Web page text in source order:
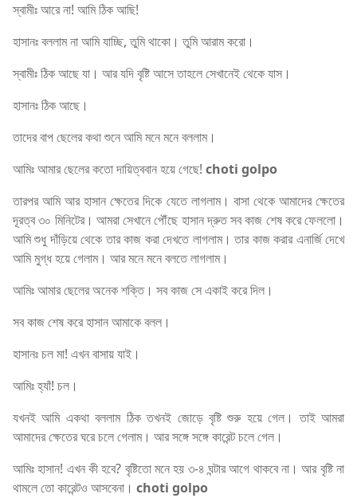
স্বামীঃ আরে না! আমি ঠিক আছি!
হাসানঃ বললাম না আমি যাচ্ছি, তুমি থাকো। তুমি আরাম করো।
স্বামীঃ ঠিক আছে যা। আর যদি বৃষ্টি আসে তাহলে সেখানেই থেকে যাস।
হাসানঃ ঠিক আছে।
তাদের বাপ ছেলের কথা শুনে আমি মনে মনে বললাম।
আমিঃ আমার ছেলের কতো দায়িত্ববান হয়ে গেছে! choti golpo
তারপর আমি আর হাসান ক্ষেতের দিকে যেতে লাগলাম। বাসা থেকে আমাদের ক্ষেতের
দূরত্ব ৩০ মিনিটের। আমরা সেখানে পৌঁছে হাসান দ্রুত সব কাজ শেষ করে ফেললো।
আমি শুধু দাঁড়িয়ে থেকে তার কাজ করা দেখতে লাগলাম। তার কাজ করার এনার্জি দেখে
আমি মুগ্ধ হয়ে গেলাম। আর মনে মনে বলতে লাগলাম।
আমিঃ আমার ছেলের অনেক শক্তি। সব কাজ সে একাই করে দিল।
সব কাজ শেষ করে হাসান আমাকে বলল।
হাসানঃ চল মা! এখন বাসায় যাই।
আমিঃ হ্যাঁ! চল।
যখনই আমি একথা বললাম ঠিক তখনই জোড়ে বৃষ্টি শুরু হয়ে গেল। তাই আমরা
আমাদের ক্ষেতের ঘরে চলে গেলাম। আর সঙ্গে সঙ্গে কারেন্ট চলে গেল।
আমিঃ হাসান! এখন কী হবে? বৃষ্টিতো মনে হয় ৩-৪ ঘন্টার আগে থাকবে না। আর বৃষ্টি না
থামলে তো কারেন্টও আসবেনা। choti golpo